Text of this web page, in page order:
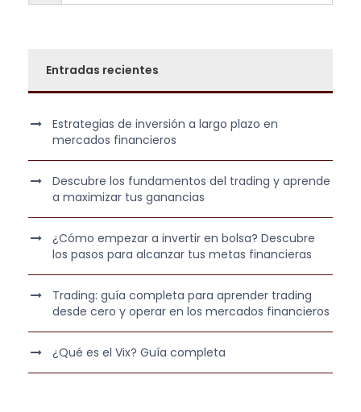
l
r
:
1
.
2
9
5
,
0
0
€
s
3
9
0
0
€
.
Entradas recientes
Estrategias de inversión a largo plazo en
mercados financieros
Descubre los fundamentos del trading y aprende
a maximizar tus ganancias
¿Cómo empezar a invertir en bolsa? Descubre
los pasos para alcanzar tus metas financieras
Trading: guía completa para aprender trading
desde cero y operar en los mercados financieros
¿Qué es el Vix? Guía completa